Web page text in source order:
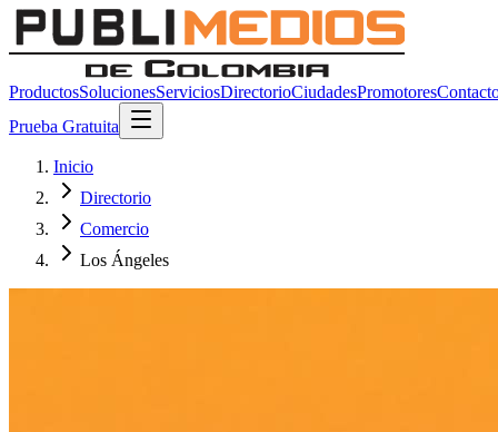
ProductosSolucionesServiciosDirectorioCiudadesPromotores
Prueba Gratuita
Inicio
Directorio
Comercio
Los Ángeles